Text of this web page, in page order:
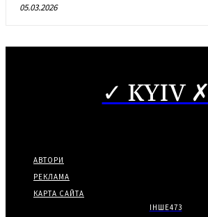
05.03.2026
✓ KYIV ✗
АВТОРИ
РЕКЛАМА
КАРТА САЙТА
ІНШЕ473